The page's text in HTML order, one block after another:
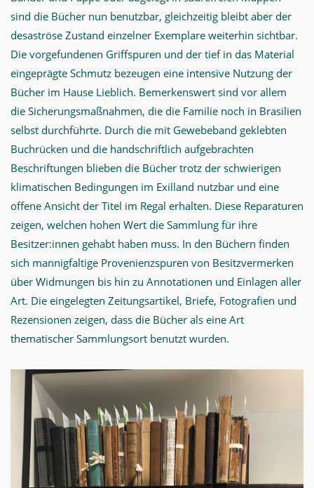
sind die Bücher nun benutzbar, gleichzeitig bleibt aber der
desaströse Zustand einzelner Exemplare weiterhin sichtbar.
Die vorgefundenen Griffspuren und der tief in das Material
eingeprägte Schmutz bezeugen eine intensive Nutzung der
Bücher im Hause Lieblich. Bemerkenswert sind vor allem
die Sicherungsmaßnahmen, die die Familie noch in Brasilien
selbst durchführte. Durch die mit Gewebeband geklebten
Buchrücken und die handschriftlich aufgebrachten
Beschriftungen blieben die Bücher trotz der schwierigen
klimatischen Bedingungen im Exilland nutzbar und eine
offene Ansicht der Titel im Regal erhalten. Diese Reparaturen
zeigen, welchen hohen Wert die Sammlung für ihre
Besitzer:innen gehabt haben muss. In den Büchern finden
sich mannigfaltige Provenienzspuren von Besitzvermerken
über Widmungen bis hin zu Annotationen und Einlagen aller
Art. Die eingelegten Zeitungsartikel, Briefe, Fotografien und
Rezensionen zeigen, dass die Bücher als eine Art
thematischer Sammlungsort benutzt wurden.